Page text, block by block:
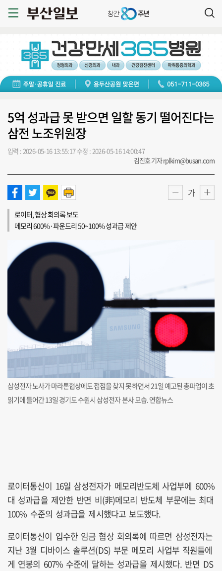
5억 성과급 못 받으면 일할 동기 떨어진다는
삼전 노조위원장
입력 : 2026-05-16 13:55:17수정 : 2026-05-16 14:00:47
김진호 기자 rplkim@busan.com
가
로이터, 협상 회의록 보도
메모리 600%·파운드리 50~100% 성과급 제안
삼성전자 노사가 마라톤협상에도 접점을 찾지 못하면서 21일 예고된 총파업이 초
읽기에 들어간 13일 경기도 수원시 삼성전자 본사 모습. 연합뉴스
로이터통신이 16일 삼성전자가 메모리반도체 사업부에 600%
대 성과급을 제안한 반면 비(非)메모리 반도체 부문에는 최대
100% 수준의 성과급을 제시했다고 보도했다.
로이터통신이 입수한 임금 협상 회의록에 따르면 삼성전자는
지난 3월 디바이스 솔루션(DS) 부문 메모리 사업부 직원들에
게 연봉의 607% 수준에 달하는 성과급을 제시했다. 반면 DS